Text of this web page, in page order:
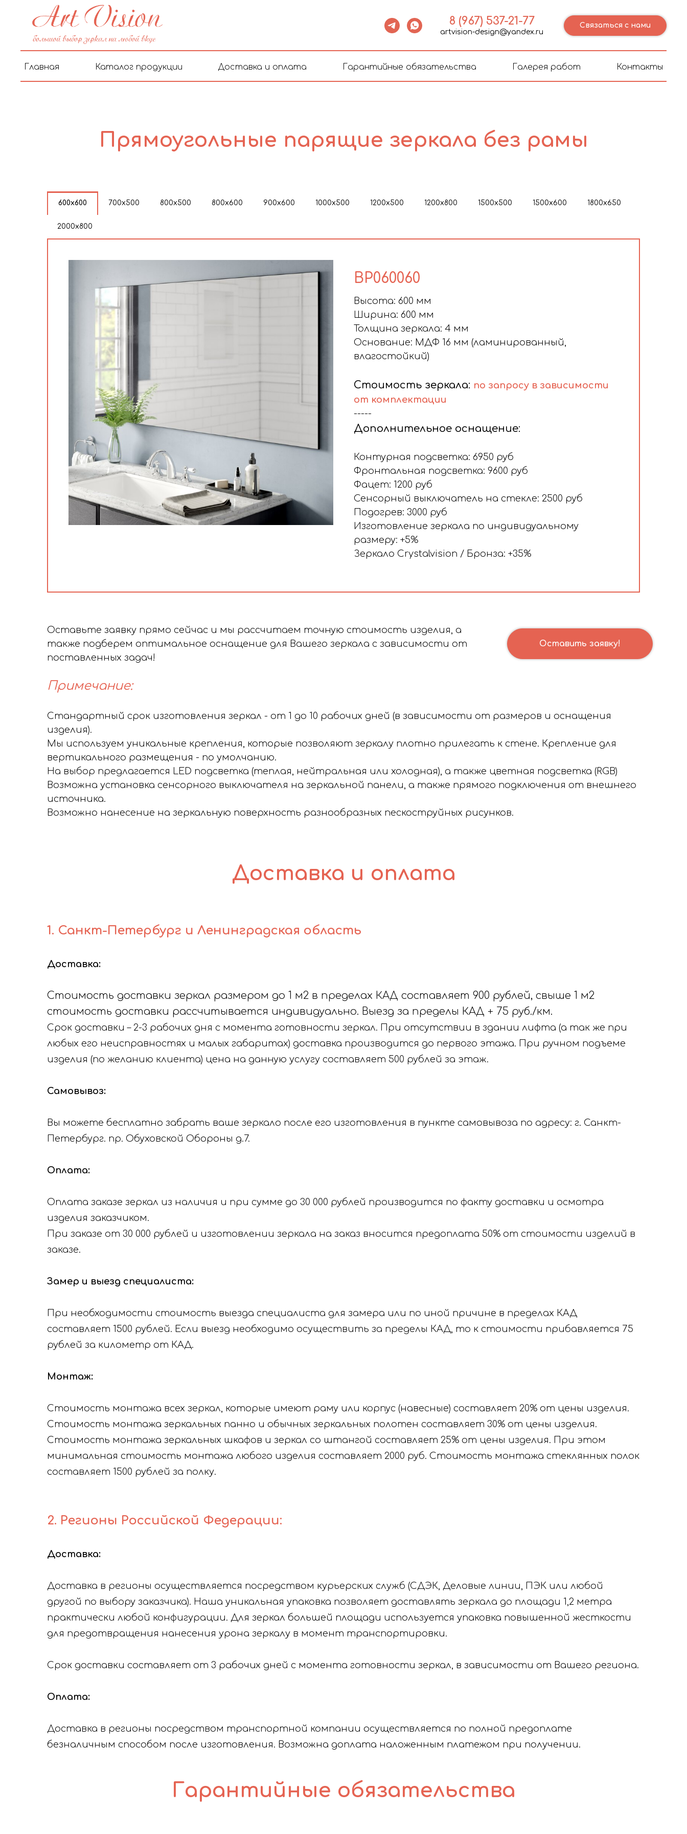
8 (967) 537-21-77
artvision-design@yandex.ru
Связаться с нами
Главная Каталог продукции Доставка и оплата Гарантийные обязательства Галерея работ Контакты
Прямоугольные парящие зеркала без рамы
600х600 700х500 800х500 800х600 900х600 1000х500 1200х500 1200х800 1500х500 1500х600 1800х650
2000х800
BP060060
Высота: 600 мм
Ширина: 600 мм
Толщина зеркала: 4 мм
Основание: МДФ 16 мм (ламинированный,
влагостойкий)
Стоимость зеркала: по запросу в зависимости
от комплектации
-----
Дополнительное оснащение:
Контурная подсветка: 6950 руб
Фронтальная подсветка: 9600 руб
Фацет: 1200 руб
Сенсорный выключатель на стекле: 2500 руб
Подогрев: 3000 руб
Изготовление зеркала по индивидуальному
размеру: +5%
Зеркало Crystalvision / Бронза: +35%
Оставьте заявку прямо сейчас и мы рассчитаем точную стоимость изделия, а
также подберем оптимальное оснащение для Вашего зеркала с зависимости от
поставленных задач!
Оставить заявку!
Примечание:
Стандартный срок изготовления зеркал - от 1 до 10 рабочих дней (в зависимости от размеров и оснащения
изделия).
Мы используем уникальные крепления, которые позволяют зеркалу плотно прилегать к стене. Крепление для
вертикального размещения - по умолчанию.
На выбор предлагается LED подсветка (теплая, нейтральная или холодная), а также цветная подсветка (RGB)
Возможна установка сенсорного выключателя на зеркальной панели, а также прямого подключения от внешнего
источника.
Возможно нанесение на зеркальную поверхность разнообразных пескоструйных рисунков.
Доставка и оплата
1. Санкт-Петербург и Ленинградская область
Доставка:
Стоимость доставки зеркал размером до 1 м2 в пределах КАД составляет 900 рублей, свыше 1 м2
стоимость доставки рассчитывается индивидуально. Выезд за пределы КАД + 75 руб./км.
Срок доставки – 2-3 рабочих дня с момента готовности зеркал. При отсутствии в здании лифта (а так же при
любых его неисправностях и малых габаритах) доставка производится до первого этажа. При ручном подъеме
изделия (по желанию клиента) цена на данную услугу составляет 500 рублей за этаж.
Самовывоз:
Вы можете бесплатно забрать ваше зеркало после его изготовления в пункте самовывоза по адресу: г. Санкт-
Петербург. пр. Обуховской Обороны д.7.
Оплата:
Оплата заказе зеркал из наличия и при сумме до 30 000 рублей производится по факту доставки и осмотра
изделия заказчиком.
При заказе от 30 000 рублей и изготовлении зеркала на заказ вносится предоплата 50% от стоимости изделий в
заказе.
Замер и выезд специалиста:
При необходимости стоимость выезда специалиста для замера или по иной причине в пределах КАД
составляет 1500 рублей. Если выезд необходимо осуществить за пределы КАД, то к стоимости прибавляется 75
рублей за километр от КАД.
Монтаж:
Стоимость монтажа всех зеркал, которые имеют раму или корпус (навесные) составляет 20% от цены изделия.
Стоимость монтажа зеркальных панно и обычных зеркальных полотен составляет 30% от цены изделия.
Стоимость монтажа зеркальных шкафов и зеркал со штангой составляет 25% от цены изделия. При этом
минимальная стоимость монтажа любого изделия составляет 2000 руб. Стоимость монтажа стеклянных полок
составляет 1500 рублей за полку.
2. Регионы Российской Федерации:
Доставка:
Доставка в регионы осуществляется посредством курьерских служб (СДЭК, Деловые линии, ПЭК или любой
другой по выбору заказчика). Наша уникальная упаковка позволяет доставлять зеркала до площади 1,2 метра
практически любой конфигурации. Для зеркал большей площади используется упаковка повышенной жесткости
для предотвращения нанесения урона зеркалу в момент транспортировки.
Срок доставки составляет от 3 рабочих дней с момента готовности зеркал, в зависимости от Вашего региона.
Оплата:
Доставка в регионы посредством транспортной компании осуществляется по полной предоплате
безналичным способом после изготовления. Возможна доплата наложенным платежом при получении.
Гарантийные обязательства